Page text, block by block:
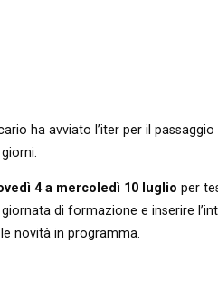
ha avviato l’iter per il
4 a mercoledì 10 luglio per
di formazione e inserire
novità in programma.